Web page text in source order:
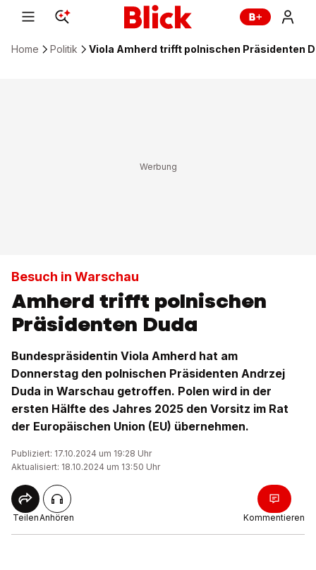
Home Politik Viola Amherd trifft polnischen Präsidenten
Besuch in Warschau
Amherd trifft polnischen
Präsidenten Duda
Bundespräsidentin Viola Amherd hat am
Donnerstag den polnischen Präsidenten Andrzej
Duda in Warschau getroffen. Polen wird in der
ersten Hälfte des Jahres 2025 den Vorsitz im Rat
der Europäischen Union (EU) übernehmen.
Publiziert: 17.10.2024 um 19:28 Uhr
Aktualisiert: 18.10.2024 um 13:50 Uhr
TeilenAnhören Kommentieren